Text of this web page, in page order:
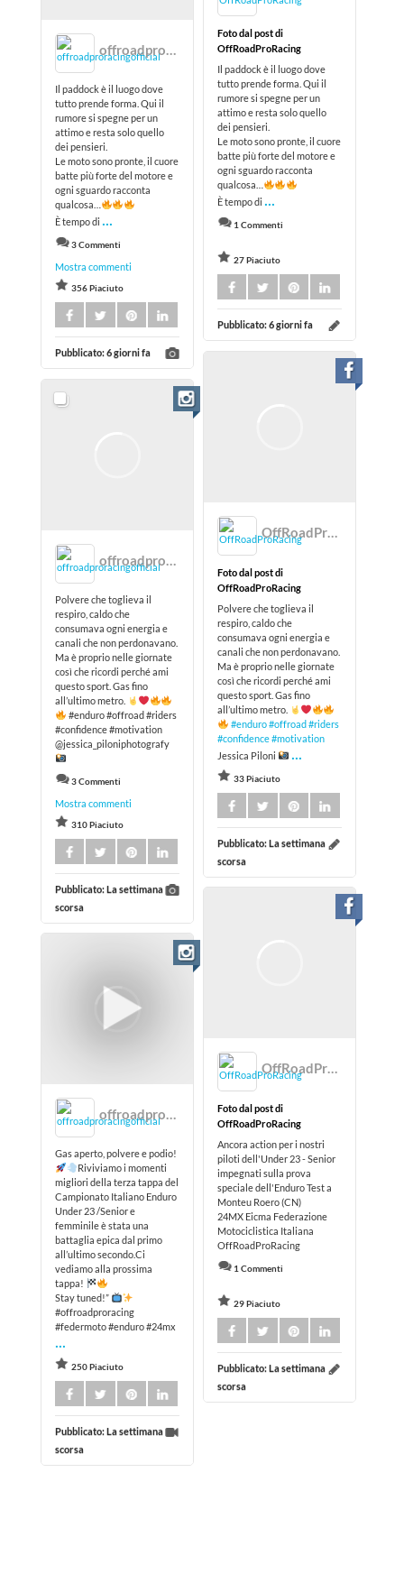
Foto dal post di
OffRoadProRacing
Il paddock è il luogo dove
tutto prende forma. Qui il
rumore si spegne per un
attimo e resta solo quello
dei pensieri.
Le moto sono pronte, il cuore
batte più forte del motore e
ogni sguardo racconta
qualcosa…
È tempo di ...
1 Commenti
27 Piaciuto
Pubblicato: 6 giorni fa
Il paddock è il luogo dove
tutto prende forma. Qui il
rumore si spegne per un
attimo e resta solo quello
dei pensieri.
Le moto sono pronte, il cuore
batte più forte del motore e
ogni sguardo racconta
qualcosa…
È tempo di ...
3 Commenti
Mostra commenti
356 Piaciuto
Pubblicato: 6 giorni fa
Foto dal post di
OffRoadProRacing
Polvere che toglieva il
respiro, caldo che
consumava ogni energia e
canali che non perdonavano.
Ma è proprio nelle giornate
così che ricordi perché ami
questo sport. Gas fino
all’ultimo metro.
#enduro #offroad#riders
#confidence #motivation
Jessica Piloni
33 Piaciuto
Pubblicato:La settimana
scorsa
Polvere che toglieva il
respiro, caldo che
consumava ogni energia e
canali che non perdonavano.
Ma è proprio nelle giornate
così che ricordi perché ami
questo sport. Gas fino
all’ultimo metro.
#enduro #offroad #riders
#confidence #motivation
@jessica_piloniphotografy
3 Commenti
Mostra commenti
310 Piaciuto
Pubblicato:La settimana
scorsa
Foto dal post di
OffRoadProRacing
Ancora action per i nostri
piloti dell'Under 23 - Senior
impegnati sulla prova
speciale dell'Enduro Test a
Monteu Roero (CN)
24MX Eicma Federazione
Motociclistica Italiana
OffRoadProRacing
1 Commenti
29 Piaciuto
Pubblicato:La settimana
scorsa
Gas aperto, polvere e podio!
Riviviamo i momenti
migliori della terza tappa del
Campionato Italiano Enduro
Under 23 /Senior e
femminile è stata una
battaglia epica dal primo
all’ultimo secondo.Ci
vediamo alla prossima
tappa!
Stay tuned!”
#offroadproracing
#federmoto #enduro #24mx
250 Piaciuto
Pubblicato:La settimana
scorsa